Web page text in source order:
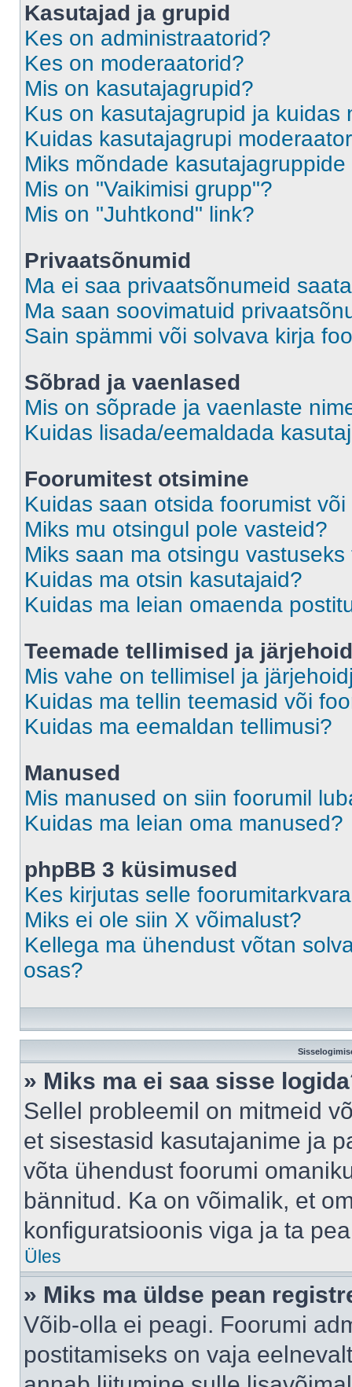
Kasutajad ja grupid
Kes on administraatorid?
Kes on moderaatorid?
Mis on kasutajagrupid?
Kus on kasutajagrupid ja kuidas
Kuidas kasutajagrupi
Miks mõndade
Mis on "Vaikimisi grupp"?
Mis on "Juhtkond" link?
Privaatsõnumid
Ma ei saa privaatsõnumeid
Ma saan soovimatuid
Sain spämmi või solvava kirja
Sõbrad ja vaenlased
Mis on sõprade ja vaenlaste
Kuidas lisada/eemaldada
Foorumitest otsimine
Kuidas saan otsida foorumist
Miks mu otsingul pole vasteid?
Miks saan ma otsingu
Kuidas ma otsin kasutajaid?
Kuidas ma leian omaenda
Teemade tellimised ja
Mis vahe on tellimisel ja
Kuidas ma tellin teemasid või
Kuidas ma eemaldan tellimusi?
Manused
Mis manused on siin foorumil
Kuidas ma leian oma manused?
phpBB 3 küsimused
Kes kirjutas selle
Miks ei ole siin X võimalust?
Kellega ma ühendust võtan
osas?
» Miks ma ei saa sisse
Sellel probleemil on mitmeid
et sisestasid kasutajanime ja
võta ühendust foorumi
bännitud. Ka on võimalik, et
konfiguratsioonis viga ja ta
Üles
» Miks ma üldse pean
Võib-olla ei peagi. Foorumi
postitamiseks on vaja